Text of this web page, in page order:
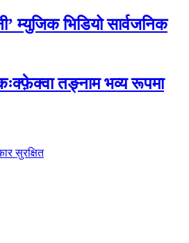
म्युजिक भिडियो सार्वजनिक
कःक्फ़ेक्वा तङ्नाम भव्य रूपमा